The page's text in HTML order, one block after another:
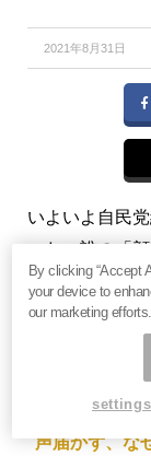
2021年8月31日
いよいよ自民
ったい誰の「
失策、有力候
馬可能性も含
【関連】東京
声届かず、な
By clicking “Accept
your device to
our marketing
settings